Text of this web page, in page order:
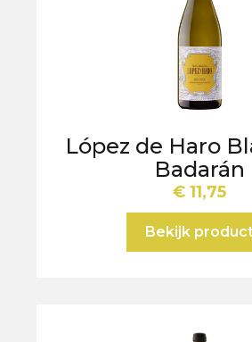
López de Haro
Badarán
€ 11,75
Bekijk